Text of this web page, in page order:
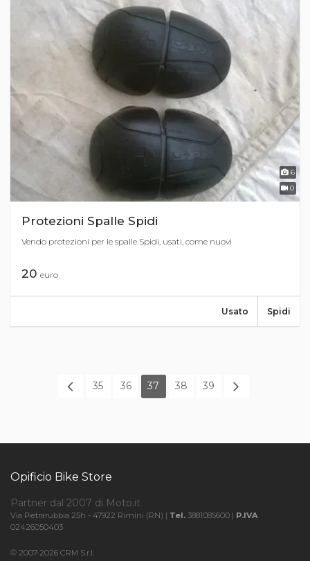
6
0
Protezioni Spalle Spidi
Vendo protezioni per le spalle Spidi, usati, come nuovi
20 euro
Spidi
Usato
35 36 37 38 39
Opificio Bike Store
Partner dal 2007 di Moto.it
Via Pietrarubbia 25h - 47922 Rimini (RN) | Tel. 3881085600 | P.IVA
02426050403
© 2007-2026 CRM S.r.l.